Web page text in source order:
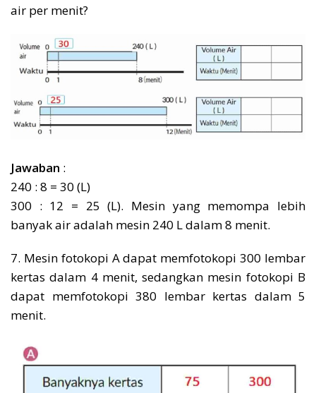
air per menit?
Jawaban :
240 : 8 = 30 (L)
300 : 12 = 25 (L). Mesin yang memompa lebih
banyak air adalah mesin 240 L dalam 8 menit.
7. Mesin fotokopi A dapat memfotokopi 300 lembar
kertas dalam 4 menit, sedangkan mesin fotokopi B
dapat memfotokopi 380 lembar kertas dalam 5
menit.